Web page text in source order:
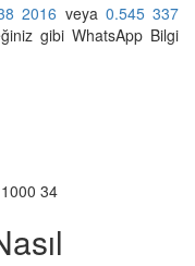
2016 veya 0.545 337
gibiWhatsApp Bilgi
34